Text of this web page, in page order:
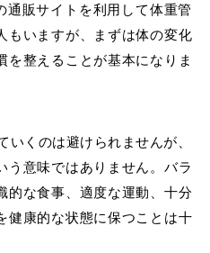
通販サイトを利用して体重管
もいますが、まずは体の変化
を整えることが基本になりま
くのは避けられませんが、
う意味ではありません。バラ
的な食事、適度な運動、十分
健康的な状態に保つことは十